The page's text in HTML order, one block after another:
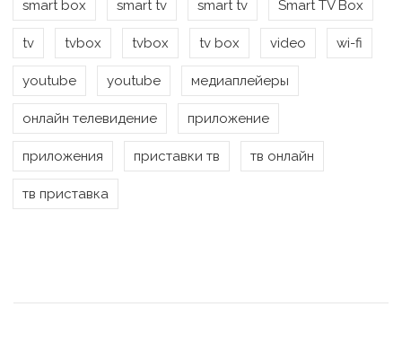
smart box smart tv smart tv Smart TV Box
tv tvbox tvbox tv box video wi-fi
youtube youtube медиаплейеры
онлайн телевидение приложение
приложения приставки тв тв онлайн
тв приставка